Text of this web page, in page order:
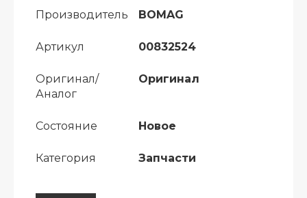
Производитель BOMAG
Артикул 00832524
Оригинал/
Аналог
Оригинал
Состояние Новое
Категория Запчасти